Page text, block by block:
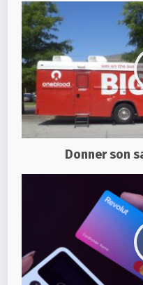
Donner son